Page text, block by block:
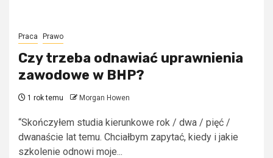
Praca Prawo
Czy trzeba odnawiać uprawnienia
zawodowe w BHP?
1 rok temu Morgan Howen
“Skończyłem studia kierunkowe rok / dwa / pięć /
dwanaście lat temu. Chciałbym zapytać, kiedy i jakie
szkolenie odnowi moje...